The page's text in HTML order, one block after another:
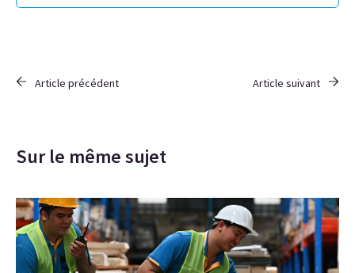
Article précédent Article suivant
Sur le même sujet